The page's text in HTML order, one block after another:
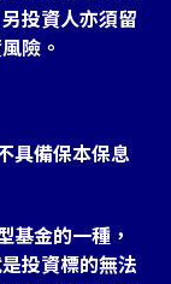
投資人亦須留
險。
具備保本保息
基金的一種，
投資標的無法